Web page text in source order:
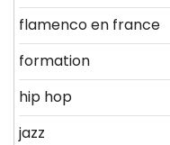
flamenco en france
formation
hip hop
jazz